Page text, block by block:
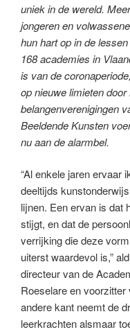
uniek in de wereld.
jongeren en
hun hart op in de
168 academies in
is van de
op nieuwe limieten
belangenverenigingen
Beeldende Kunsten
nu aan de alarmbel.
“Al enkele jaren ervaar
deeltijds
lijnen. Een ervan is dat
stijgt, en dat de
verrijking die deze
uiterst waardevol is,”
directeur van de
Roeselare en voorzitter
andere kant neemt de
leerkrachten alsmaar